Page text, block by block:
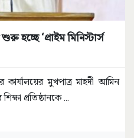
হচ্ছে ‘প্রাইম মিনিস্টার্স
কার্যালয়ের মুখপাত্র মাহদী আমিন
প্রতিষ্ঠানকে...